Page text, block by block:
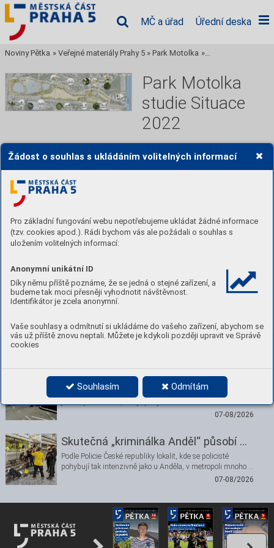
Žádost o souhlas s ukládáním volitelných informací
Pro základní fungování webu nepotřebujeme ukládat žádné informace
(tzv. cookies apod.). Rádi bychom vás ale požádali o souhlas s
uložením volitelných informací:
Anonymní unikátní ID
Díky němu příště poznáme, že se jedná o stejné zařízení, a
budeme tak moci přesněji vyhodnotit návštěvnost.
Identifikátor je zcela anonymní.
Vaše souhlasy a odmítnutí si ukládáme do vašeho zařízení, abychom se
vás už příště znovu neptali. Můžete je kdykoli později upravit ve Správě
cookies
Souhlasím Odmítám
MČ a úřad Úřední deska
Noviny Pětka » Veřejné materiály Prahy 5 » Park Motolka » Park Motolka
Park Motolka
studie Situace
2022
Časopis městské části Praha
Stáhnout PDF
Nenechte si ujít
Nádraží Smíchov je bezpečnější
Místo mezi vlakovým nádražím a autobusovým terminálem
07-08/2026
Skutečná „kriminálka Anděl“ působí …
Podle Policie České republiky lokalit, kde se policisté
pohybují tak intenzivně jako u Anděla, v metropoli mnoho …
07-08/2026